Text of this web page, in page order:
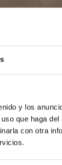
y los
que haga
con otra